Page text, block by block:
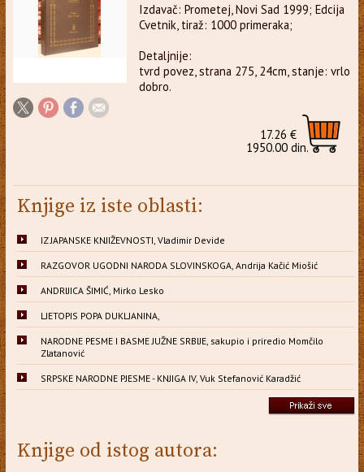
Izdavač: Prometej, Novi Sad 1999; Edcija
Cvetnik, tiraž: 1000 primeraka;
Detaljnije:
tvrd povez, strana 275, 24cm, stanje: vrlo
dobro.
17.26 €
1950.00 din.
Knjige iz iste oblasti:
IZ JAPANSKE KNJIŽEVNOSTI, Vladimir Devide
RAZGOVOR UGODNI NARODA SLOVINSKOGA, Andrija Kačić Miošić
ANDRIJICA ŠIMIĆ, Mirko Lesko
LJETOPIS POPA DUKLJANINA,
NARODNE PESME I BASME JUŽNE SRBIJE, sakupio i priredio Momčilo
Zlatanović
SRPSKE NARODNE PJESME - KNJIGA IV, Vuk Stefanović Karadžić
Knjige od istog autora: